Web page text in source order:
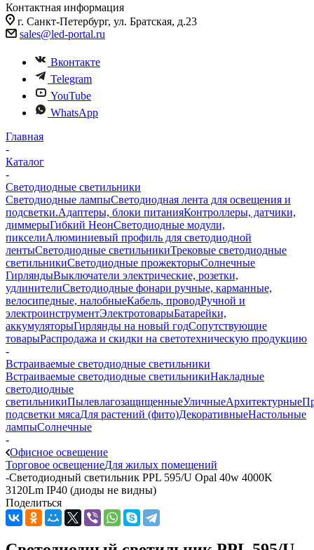
Контактная информация
г. Санкт-Петербург, ул. Братская, д.23
sales@led-portal.ru
Вконтакте
Telegram
YouTube
WhatsApp
Главная
-
Каталог
-
Светодиодные светильники
Светодиодные лампыСветодиодная лента для освещения и
подсветки.Адаптеры, блоки питанияКонтроллеры, датчики,
диммерыГибкий НеонСветодиодные модули,
пикселиАлюминиевый профиль для светодиодной
лентыСветодиодные светильникиТрековые светодиодные
светильникиСветодиодные прожекторыСолнечные
ГирляндыВыключатели электрические, розетки,
удлинителиСветодиодные фонари ручные, карманные,
велосипедные, налобныеКабель, проводРучной и
электроинструментЭлектротоварыБатарейки,
аккумуляторыГирлянды на новый годСопутствующие
товарыРаспродажа и скидки на светотехническую продукцию
-
Встраиваемые светодиодные светильники
Встраиваемые светодиодные светильникиНакладные
светодиодные
светильникиПылевлагозащищенныеУличныеАрхитектурные
подсветки мясаДля растений (фито)ДекоративныеНастольные
лампыСолнечные
-
Офисное освещение
Торговое освещениеДля жилых помещений
-Светодиодный светильник PPL 595/U Opal 40w 4000K
3120Lm IP40 (диоды не видны)
Поделиться